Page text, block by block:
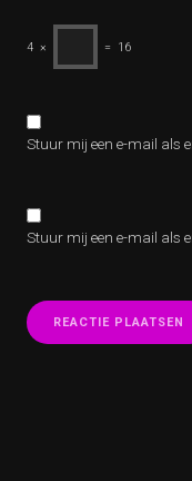
4 × = 16
Stuur mij een e-mail als
Stuur mij een e-mail als